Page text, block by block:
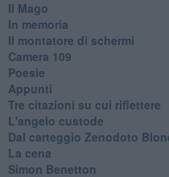
Il Mago
In memoria
Il montatore di schermi
Camera 109
Poesie
Appunti
Tre citazioni su cui riflettere
L'angelo custode
Dal carteggio Zenodoto
La cena
Simon Benetton